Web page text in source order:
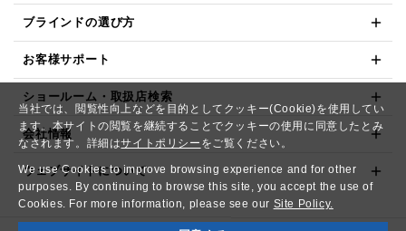
当社では、閲覧性向上などを目的としてクッキー(Cookie)を使用してい
ます。本サイトの閲覧を継続することでクッキーの使用に同意したとみ
なされます。詳細はサイトポリシー をご覧ください。
We use Cookies to improve browsing experience and for other
purposes. By continuing to browse this site, you accept the use of
Cookies. For more information, please see our Site Policy.
ブラインドの選び方
お客様サポート
ショールーム・取扱店検索
会社情報
ウェブサイトについて